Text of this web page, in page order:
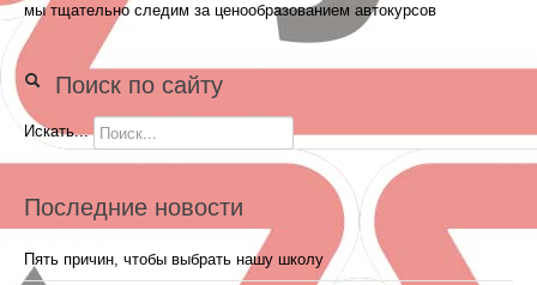
мы тщательно следим за ценообразованием автокурсов
Поиск по сайту
Искать...
Последние новости
Пять причин, чтобы выбрать нашу школу